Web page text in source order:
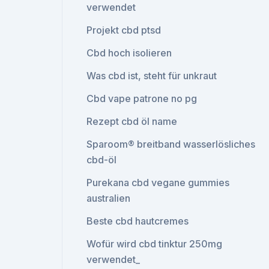
verwendet
Projekt cbd ptsd
Cbd hoch isolieren
Was cbd ist, steht für unkraut
Cbd vape patrone no pg
Rezept cbd öl name
Sparoom® breitband wasserlösliches
cbd-öl
Purekana cbd vegane gummies
australien
Beste cbd hautcremes
Wofür wird cbd tinktur 250mg
verwendet_